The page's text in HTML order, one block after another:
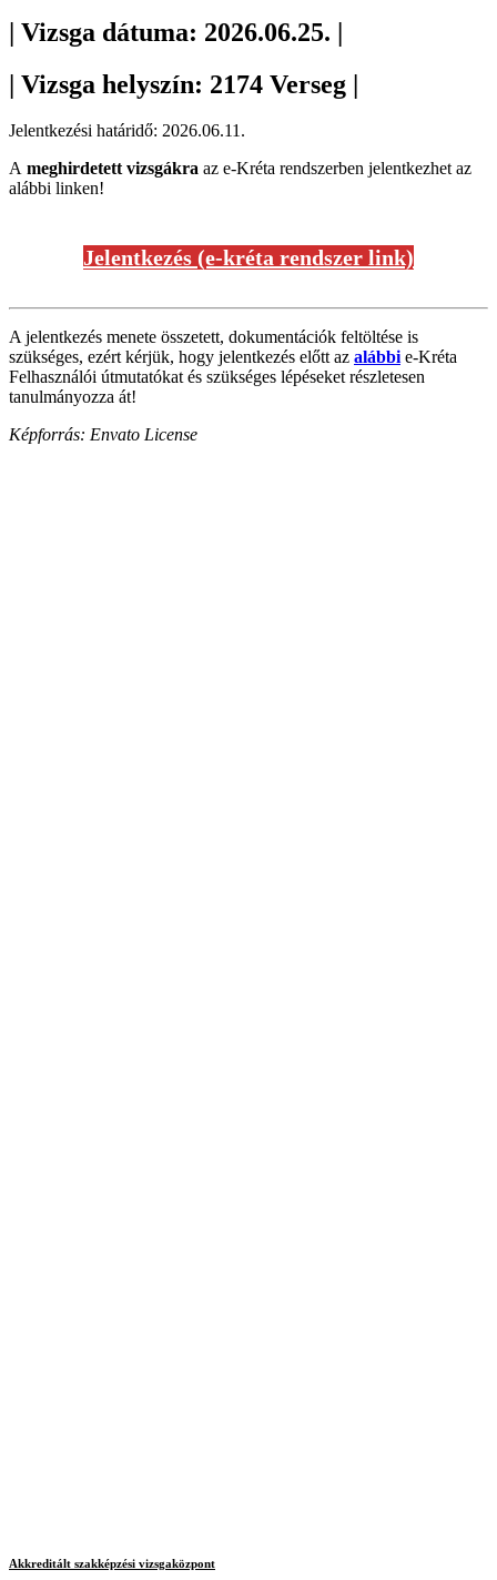
| Vizsga dátuma: 2026.06.25. |
| Vizsga helyszín: 2174 Verseg |
Jelentkezési határidő: 2026.06.11.
A meghirdetett vizsgákra az e-Kréta rendszerben jelentkezhet az
alábbi linken!
Jelentkezés (e-kréta rendszer link)
A jelentkezés menete összetett, dokumentációk feltöltése is
szükséges, ezért kérjük, hogy jelentkezés előtt az alábbie-Kréta
Felhasználói útmutatókat és szükséges lépéseket részletesen
tanulmányozza át!
Képforrás: Envato License
Akkreditált szakképzési vizsgaközpont